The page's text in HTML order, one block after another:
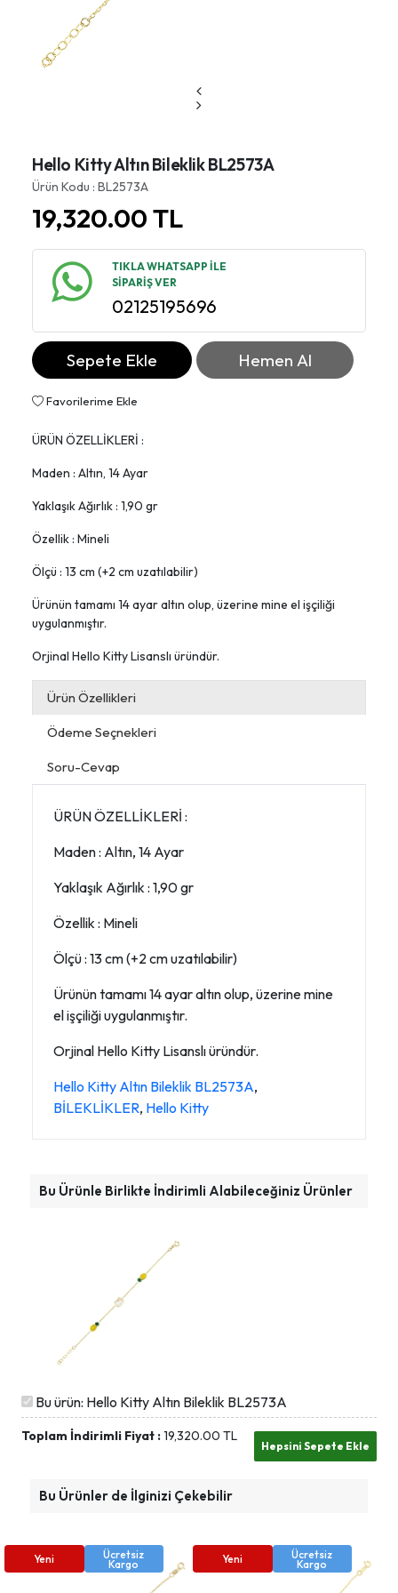
Hello Kitty Altın Bileklik BL2573A
Ürün Kodu : BL2573A
19,320.00TL
TIKLA WHATSAPP İLE
SİPARİŞ VER
02125195696
Sepete Ekle Hemen Al
Favorilerime Ekle
ÜRÜN ÖZELLİKLERİ :
Maden : Altın, 14 Ayar
Yaklaşık Ağırlık : 1,90 gr
Özellik : Mineli
Ölçü : 13 cm (+2 cm uzatılabilir)
Ürünün tamamı 14 ayar altın olup, üzerine mine el işçiliği
uygulanmıştır.
Orjinal Hello Kitty Lisanslı üründür.
Ürün Özellikleri
Ödeme Seçnekleri
Soru-Cevap
ÜRÜN ÖZELLİKLERİ :
Maden : Altın, 14 Ayar
Yaklaşık Ağırlık : 1,90 gr
Özellik : Mineli
Ölçü : 13 cm (+2 cm uzatılabilir)
Ürünün tamamı 14 ayar altın olup, üzerine mine
el işçiliği uygulanmıştır.
Orjinal Hello Kitty Lisanslı üründür.
Hello Kitty Altın Bileklik BL2573A,
BİLEKLİKLER, Hello Kitty
Bu Ürünle Birlikte İndirimli Alabileceğiniz Ürünler
Bu ürün: Hello Kitty Altın Bileklik BL2573A
Toplam İndirimli Fiyat :19,320.00 TL
Bu Ürünler de İlginizi Çekebilir
Yeni Ücretsiz
Kargo Yeni Ücretsiz
Kargo